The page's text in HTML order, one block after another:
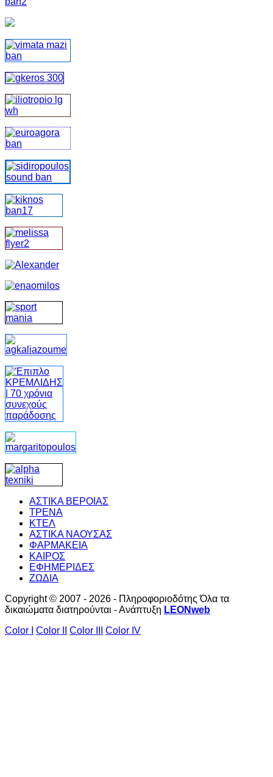
ΑΣΤΙΚΑ ΒΕΡΟΙΑΣ
ΤΡΕΝΑ
ΚΤΕΛ
ΑΣΤΙΚΑ ΝΑΟΥΣΑΣ
ΦΑΡΜΑΚΕΙΑ
ΚΑΙΡΟΣ
ΕΦΗΜΕΡΙΔΕΣ
ΖΩΔΙΑ
Copyright © 2007 - 2026 - Πληροφοριοδότης Όλα τα
δικαιώματα διατηρούνται - Ανάπτυξη LEONweb
Color I
Color II Color III Color IV